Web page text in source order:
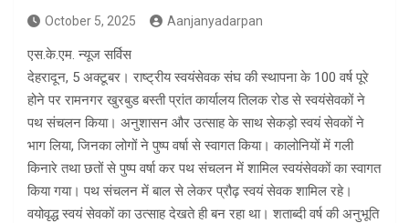
October 5, 2025 Aanjanyadarpan
एस.के.एम. न्यूज सर्विस
देहरादून, 5 अक्टूबर। राष्ट्रीय स्वयंसेवक संघ की स्थापना के 100 वर्ष पूरे
होने पर रामनगर खुरबुड बस्ती प्रांत कार्यालय तिलक रोड से स्वयंसेवकों ने
पथ संचलन किया। अनुशासन और उत्साह के साथ सेकड़ो स्वयं सेवकों ने
भाग लिया, जिनका लोगों ने पुष्प वर्षा से स्वागत किया। कालोनियों में गली
किनारे तथा छतों से पुष्प वर्षा कर पथ संचलन में शामिल स्वयंसेवकों का स्वागत
किया गया। पथ संचलन में बाल से लेकर प्रौढ़ स्वयं सेवक शामिल रहे।
वयोवृद्ध स्वयं सेवकों का उत्साह देखते ही बन रहा था। शताब्दी वर्ष की अनुभूति